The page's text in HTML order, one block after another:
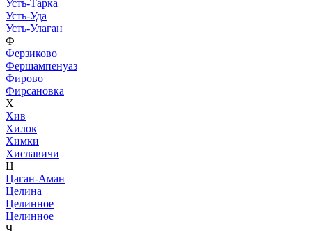
Усть-Тарка
Усть-Уда
Усть-Улаган
Ф
Ферзиково
Фершампенуаз
Фирово
Фирсановка
Х
Хив
Хилок
Химки
Хиславичи
Ц
Цаган-Аман
Целина
Целинное
Целинное
Ч